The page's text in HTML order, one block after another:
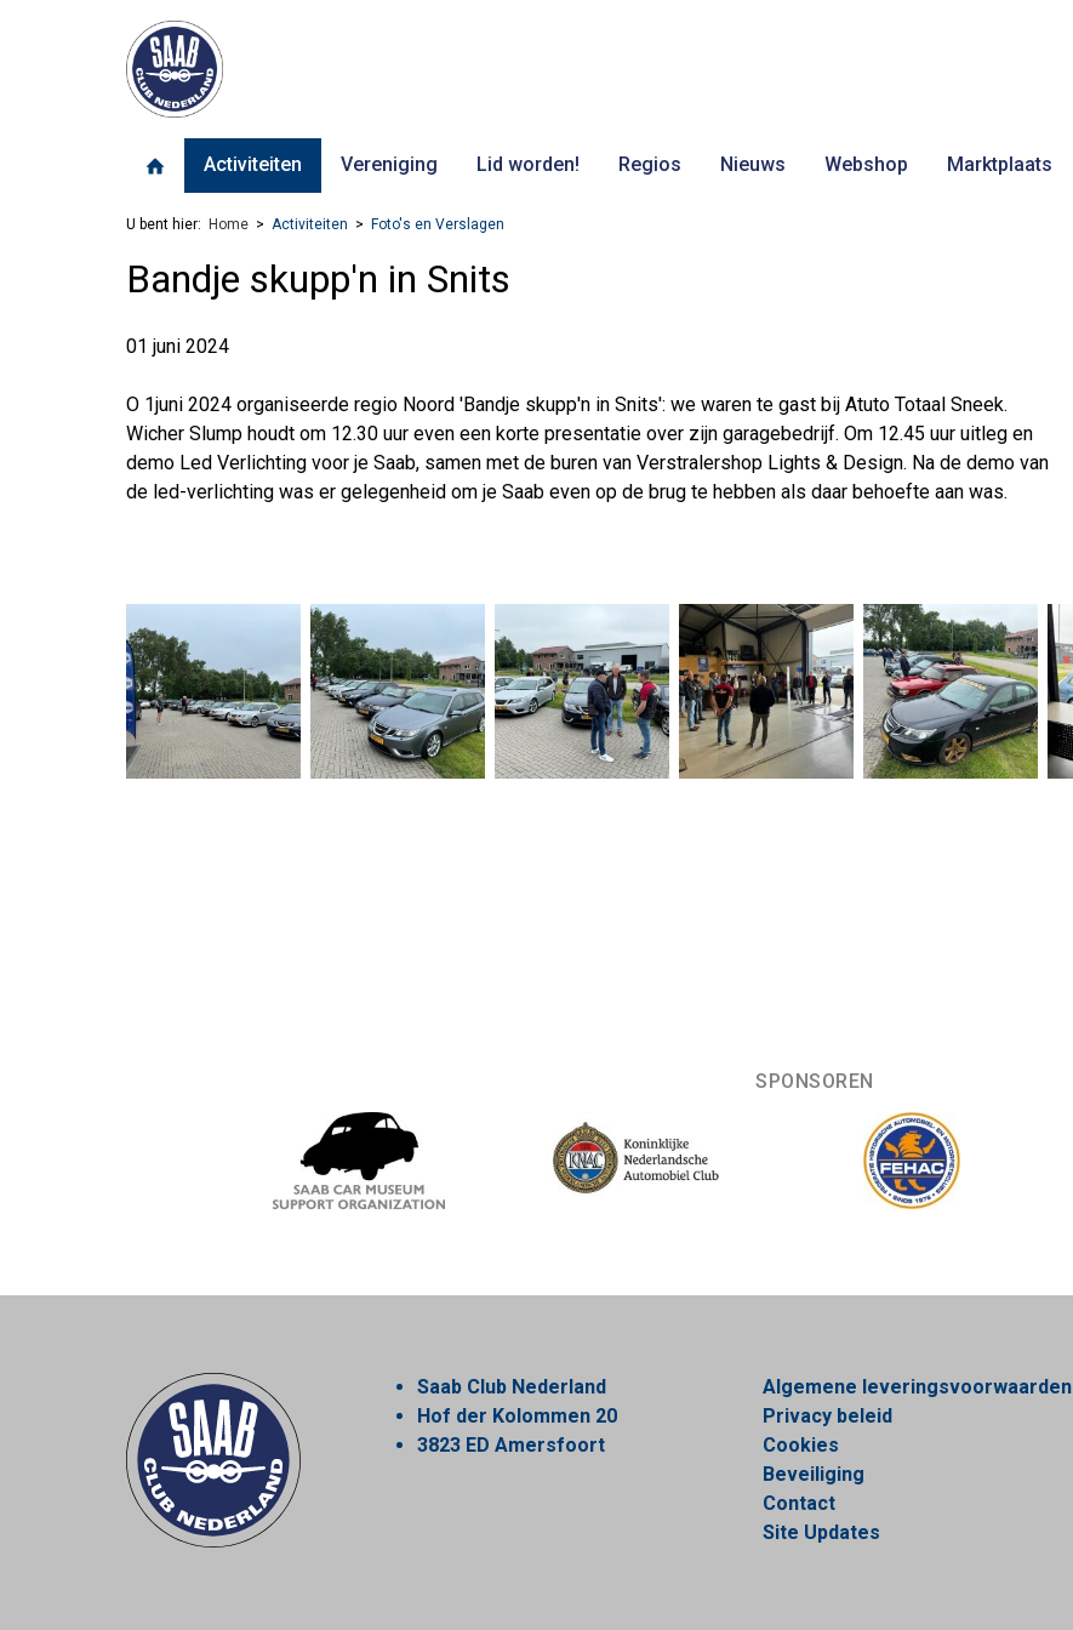
Activiteiten Vereniging Lid worden! Regios Nieuws Webshop Marktplaats
U bent hier: Home Activiteiten Foto's en Verslagen
Bandje skupp'n in Snits
01 juni 2024
O 1juni 2024 organiseerde regio Noord 'Bandje skupp'n in Snits': we waren te gast bij Atuto Totaal Sneek.
Wicher Slump houdt om 12.30 uur even een korte presentatie over zijn garagebedrijf. Om 12.45 uur uitleg en
demo Led Verlichting voor je Saab, samen met de buren van Verstralershop Lights & Design. Na de demo van
de led-verlichting was er gelegenheid om je Saab even op de brug te hebben als daar behoefte aan was.
SPONSOREN
Saab Club Nederland
Hof der Kolommen 20
3823 ED Amersfoort
Algemene leveringsvoorwaarden
Privacy beleid
Cookies
Beveiliging
Contact
Site Updates